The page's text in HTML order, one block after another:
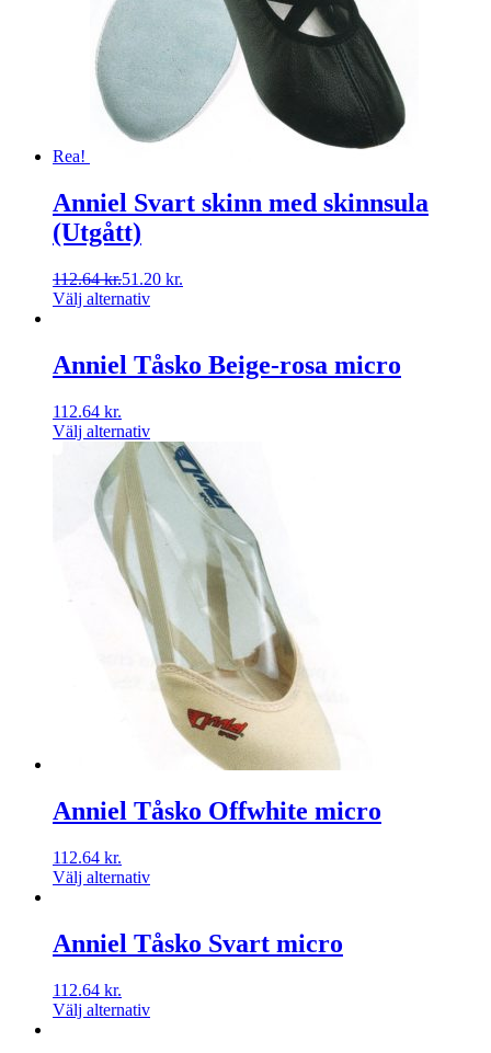
Rea!
Anniel Svart skinn med skinnsula
(Utgått)
112.64kr.51.20 kr.
Välj alternativ
Anniel Tåsko Beige-rosa micro
112.64 kr.
Välj alternativ
Anniel Tåsko Offwhite micro
112.64 kr.
Välj alternativ
Anniel Tåsko Svart micro
112.64 kr.
Välj alternativ